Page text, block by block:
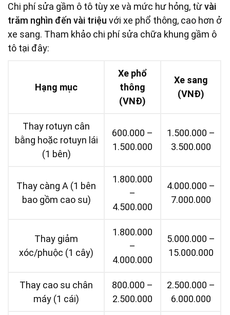
Chi phí sửa gầm ô tô tùy xe và mức hư hỏng, từvài
trăm nghìn đến vài triệu với xe phổ thông, cao hơn ở
xe sang. Tham khảo chi phí sửa chữa khung gầm ô
tô tại đây:
Hạng mục
Xe phổ
thông
(VNĐ)
Xe sang
(VNĐ)
Thay rotuyn cân
bằng hoặc rotuyn lái
(1 bên)
600.000 –
1.500.000
1.500.000 –
3.500.000
Thay càng A (1 bên
bao gồm cao su)
1.800.000
–
4.500.000
4.000.000 –
7.000.000
Thay giảm
xóc/phuộc (1 cây)
1.800.000
–
4.000.000
5.000.000 –
15.000.000
Thay cao su chân
máy (1 cái)
800.000 –
2.500.000
2.500.000 –
6.000.000